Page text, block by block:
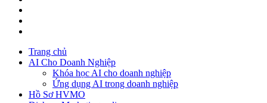
Trang chủ
AI Cho Doanh Nghiệp
Khóa học AI cho doanh nghiệp
Ứng dụng AI trong doanh nghiệp
Hồ Sơ HVMO